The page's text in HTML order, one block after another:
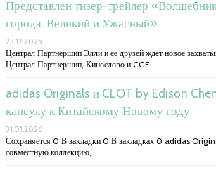
Представлен тизер-трейлер
города. Великий и Ужасный»
23.12.2025
Централ Партнершип Элли и ее друзей ждет новое
Централ Партнершип, Кинослово и CGF …
adidas Originals и CLOT by Edison
капсулу к Китайскому Новому году
31.01.2026
Сохраняется 0 В закладки 0 В закладках 0 adidas
совместную коллекцию, …